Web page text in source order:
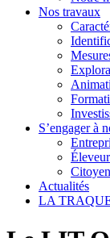
Nos travaux
S’engager à
Éleveur
Actualités
LA